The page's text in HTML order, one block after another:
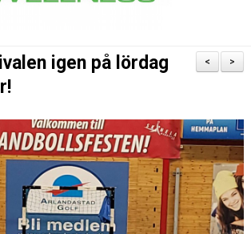
>
<
igen på lördag